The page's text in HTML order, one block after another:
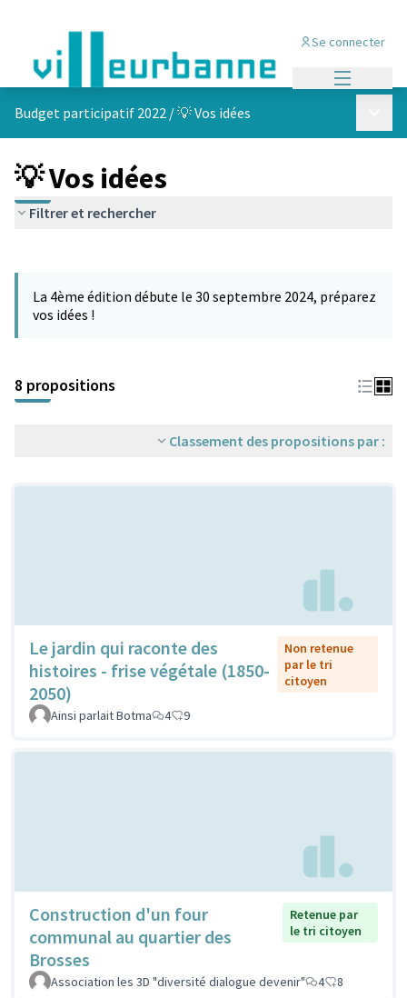
Se connecter
Budget participatif 2022 /💡 Vos idées
💡 Vos idées
Filtrer et rechercher
−
La 4ème édition débute le 30 septembre 2024, préparez
vos idées !
8 propositions
Classement des propositions par :
Le jardin qui raconte des
histoires - frise végétale (1850-
2050)
Non retenue
par le tri
citoyen
Ainsi parlait Botma 4 9
Construction d'un four
communal au quartier des
Brosses
Retenue par
le tri citoyen
Association les 3D "diversité dialogue devenir" 4 8